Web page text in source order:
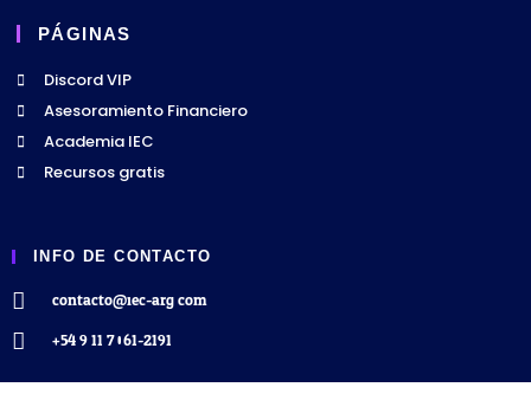
PÁGINAS
Discord VIP
Asesoramiento Financiero
Academia IEC
Recursos gratis
INFO DE CONTACTO
contacto@iec-arg.com
+54 9 11 7061-2191